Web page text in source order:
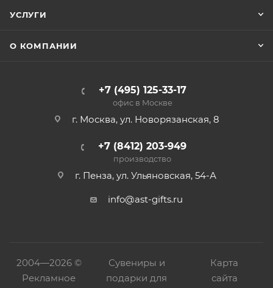
УСЛУГИ
О КОМПАНИИ
+7 (495) 125-33-17
офис в Москве
г. Москва, ул. Новорязанская, 8
+7 (8412) 203-949
производство
г. Пенза, ул. Ульяновская, 54-А
info@ast-gifts.ru
2004—2026 ©
Рекламное
Сувениры и
подарки для
Карта
сайта